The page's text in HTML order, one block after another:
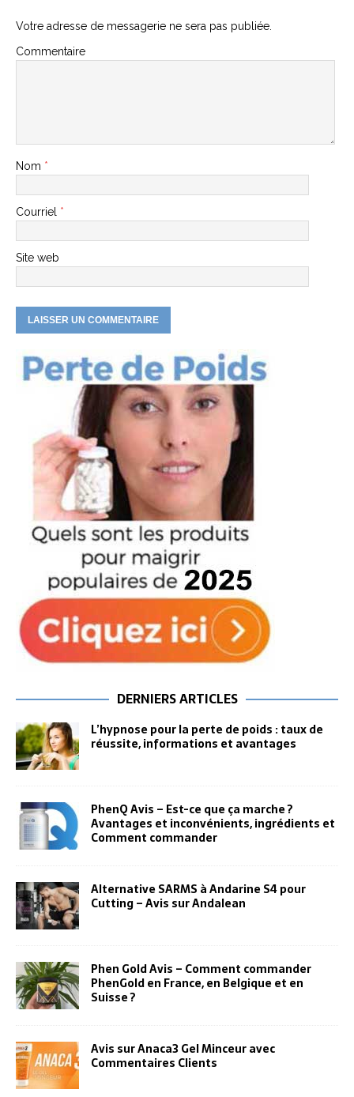
Votre adresse de messagerie ne sera pas publiée.
Commentaire
Nom *
Courriel *
Site web
DERNIERS ARTICLES
L’hypnose pour la perte de poids : taux de
réussite, informations et avantages
PhenQ Avis – Est-ce que ça marche ?
Avantages et inconvénients, ingrédients et
Comment commander
Alternative SARMS à Andarine S4 pour
Cutting – Avis sur Andalean
Phen Gold Avis – Comment commander
PhenGold en France, en Belgique et en
Suisse ?
Avis sur Anaca3 Gel Minceur avec
Commentaires Clients